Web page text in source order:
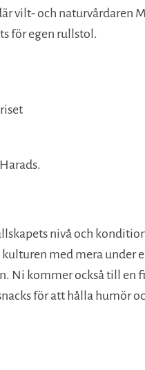
vilt- och naturvårdaren
för egen rullstol.
nivå och
med mera under
Ni kommer också till
för att hålla humör